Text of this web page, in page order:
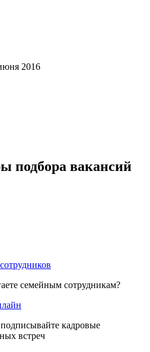
2016
подбора вакансий
семейным сотрудникам?
кадровые
встреч